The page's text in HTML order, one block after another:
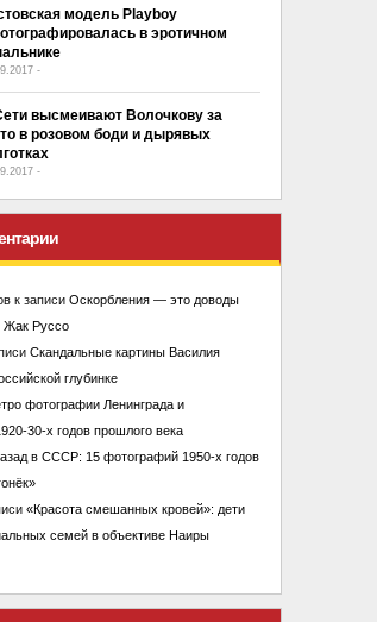
модель Playboy
в эротичном
-
высмеивают Волочкову за
в розовом боди и дырявых
-
к записиОскорбления — это доводы
Жак Руссо
Скандальные картины Василия
глубинке
фотографии Ленинграда и
30-х годов прошлого века
в СССР: 15 фотографий 1950-х годов
«Красота смешанных кровей»: дети
семей в объективе Наиры